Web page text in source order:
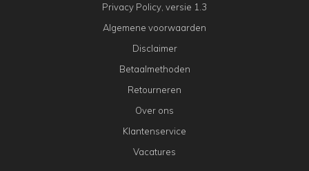
Privacy Policy, versie 1.3
Algemene voorwaarden
Disclaimer
Betaalmethoden
Retourneren
Over ons
Klantenservice
Vacatures